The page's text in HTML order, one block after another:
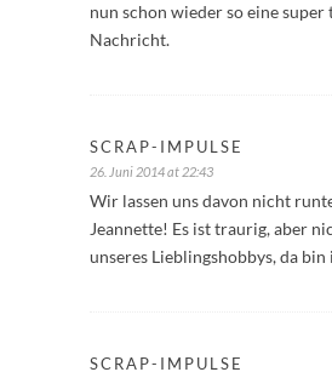
nun schon wieder so eine super
Nachricht.
SCRAP-IMPULSE
26. Juni 2014 at 22:43
Wir lassen uns davon nicht
Jeannette! Es ist traurig, aber
unseres Lieblingshobbys, da
SCRAP-IMPULSE